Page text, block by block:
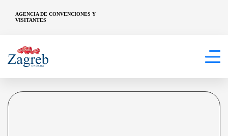
AGENCIA DE CONVENCIONES Y
VISITANTES